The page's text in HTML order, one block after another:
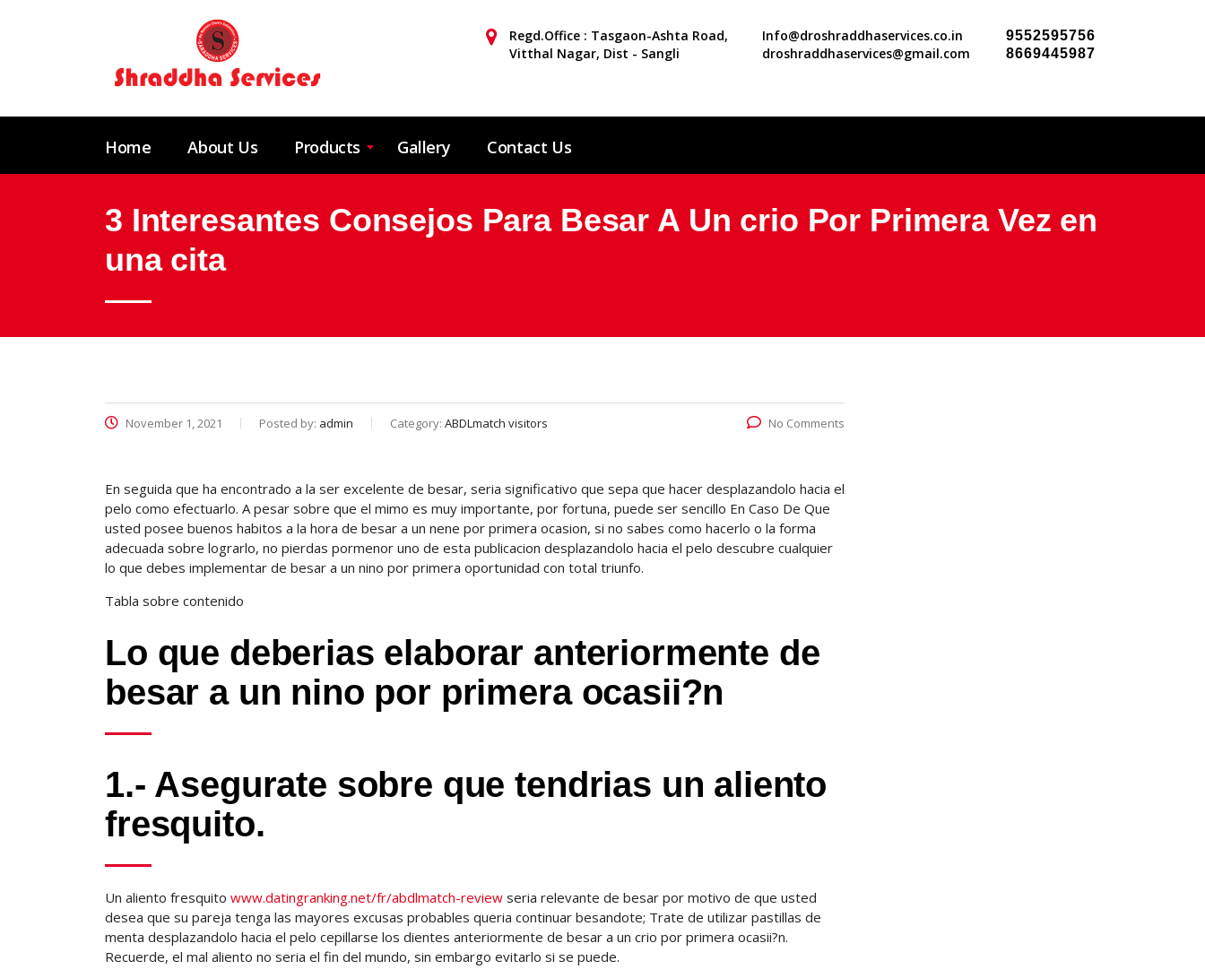
9552595756
8669445987
Info@droshraddhaservices.co.in
droshraddhaservices@gmail.com
Regd.Office : Tasgaon-Ashta Road,
Vitthal Nagar, Dist - Sangli
Home About Us Products Gallery Contact Us
3 Interesantes Consejos Para Besar A Un crio Por Primera Vez en
una cita
November 1, 2021 Posted by: admin Category: ABDLmatch visitors No Comments
En seguida que ha encontrado a la ser excelente de besar, seri­a significativo que sepa que hacer desplazandolo hacia el
pelo como efectuarlo. A pesar sobre que el mimo es muy importante, por fortuna, puede ser sencillo En Caso De Que
usted posee buenos habitos a la hora de besar a un nene por primera ocasion, si no sabes como hacerlo o la forma
adecuada sobre lograrlo, no pierdas pormenor uno de esta publicacion desplazandolo hacia el pelo descubre cualquier
lo que debes implementar de besar a un nino por primera oportunidad con total triunfo.
Tabla sobre contenido
Lo que deberias elaborar anteriormente de
besar a un nino por primera ocasii?n
1.- Asegurate sobre que tendri­as un aliento
fresquito.
Un aliento fresquito www.datingranking.net/fr/abdlmatch-review seri­a relevante de besar por motivo de que usted
desea que su pareja tenga las mayores excusas probables queria continuar besandote; Trate de utilizar pastillas de
menta desplazandolo hacia el pelo cepillarse los dientes anteriormente de besar a un crio por primera ocasii?n.
Recuerde, el mal aliento no seri­a el fin del mundo, sin embargo evitarlo si se puede.